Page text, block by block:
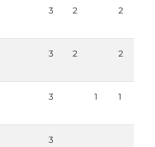
3 2 2
3 2 2
3 1 1
3